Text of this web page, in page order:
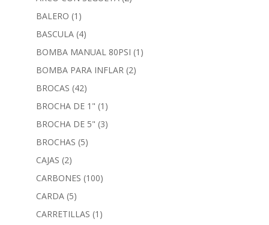
BALERO (1)
BASCULA (4)
BOMBA MANUAL 80PSI (1)
BOMBA PARA INFLAR (2)
BROCAS (42)
BROCHA DE 1" (1)
BROCHA DE 5" (3)
BROCHAS (5)
CAJAS (2)
CARBONES (100)
CARDA (5)
CARRETILLAS (1)